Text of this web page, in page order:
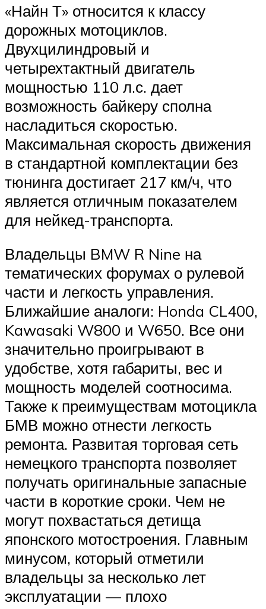
«Найн Т» относится к классу
дорожных мотоциклов.
Двухцилиндровый и
четырехтактный двигатель
мощностью 110 л.с. дает
возможность байкеру сполна
насладиться скоростью.
Максимальная скорость движения
в стандартной комплектации без
тюнинга достигает 217 км/ч, что
является отличным показателем
для нейкед-транспорта.
Владельцы BMW R Nine на
тематических форумах о рулевой
части и легкость управления.
Ближайшие аналоги: Honda CL400,
Kawasaki W800 и W650. Все они
значительно проигрывают в
удобстве, хотя габариты, вес и
мощность моделей соотносима.
Также к преимуществам мотоцикла
БМВ можно отнести легкость
ремонта. Развитая торговая сеть
немецкого транспорта позволяет
получать оригинальные запасные
части в короткие сроки. Чем не
могут похвастаться детища
японского мотостроения. Главным
минусом, который отметили
владельцы за несколько лет
эксплуатации — плохо